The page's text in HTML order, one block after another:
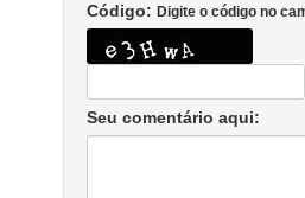
Código: Digite o código no
Seu comentário aqui: